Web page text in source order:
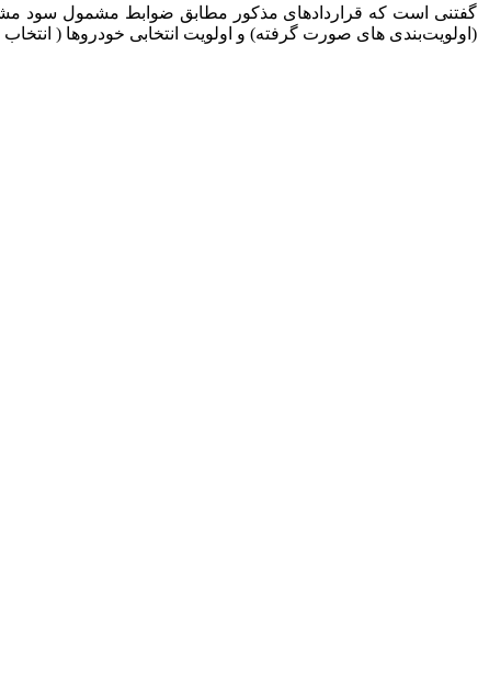
گفتنی است که قراردادهای مذکور مطابق ضوابط مشمول سود
(اولویت‌بندی های صورت گرفته) و اولویت انتخابی خودروها (